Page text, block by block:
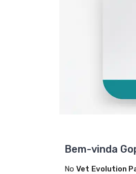
Bem-vinda
NoVet Evolution